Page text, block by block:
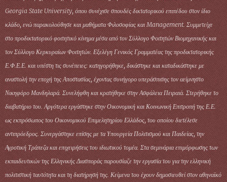
Georgia State University, όπου συνέχισε σπουδές δικτατορικού επιπέδου στον ίδιο
κλάδο, ενώ παρακολούθησε και μαθήματα Φιλοσοφίας και Management. Συμμετείχε
στο προδικτατορικό φοιτητικό κίνημα μέσα από τον Σύλλογο Φοιτητών Βιομηχανικής και
τον Σύλλογο Κερκυραίων Φοιτητών. Εξελέγη Γενικός Γραμματέας της προδικτατορικής
Ε.Φ.Ε.Ε. και υπέστη τις συνέπειες: κατηγορήθηκε, δικάστηκε και καταδικάστηκε με
αναστολή την εποχή της Αποστασίας, έχοντας συνήγορο υπεράσπισης τον αείμνηστο
Νικηφόρο Μανδηλαρά. Συνελήφθη και κρατήθηκε στην Ασφάλεια Πειραιά. Στερήθηκε το
διαβατήριο του. Αργότερα εργάστηκε στην Οικονομική και Κοινωνική Επιτροπή της Ε.Ε.
ως εκπρόσωπος του Οικονομικού Επιμελητηρίου Ελλάδος, του οποίου διετέλεσε
αντιπρόεδρος. Συνεργάστηκε επίσης με τα Υπουργεία Πολιτισμού και Παιδείας, την
Αγροτική Τράπεζα και επιχειρήσεις του ιδιωτικού τομέα. Στα σεμινάρια επιμόρφωσης των
εκπαιδευτικών της Ελληνικής Διασποράς παρουσίαζε την εργασία του για την ελληνική
πολιτιστική ταυτότητα και τη διατήρησή της. Κείμενα του έχουν δημοσιευθεί στον αθηναϊκό